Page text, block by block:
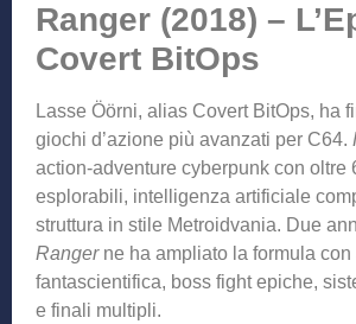
Ranger (2018) –
Covert BitOps
Lasse Öörni, alias Covert BitOps, ha
giochi d’azione più avanzati per C64.
action-adventure cyberpunk con oltre
esplorabili, intelligenza artificiale
struttura in stile Metroidvania. Due
Rangerne ha ampliato la formula con
fantascientifica, boss fight epiche,
e finali multipli.